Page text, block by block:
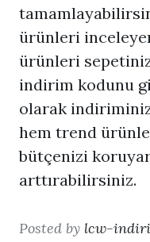
ürünleri
ürünleri
indirim kodunu
olarak
hem trend
bütçenizi
arttırabilirsiniz.
Posted by lcw-